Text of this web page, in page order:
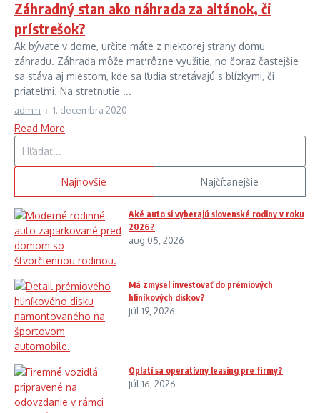
Záhradný stan ako náhrada za altánok, či
prístrešok?
Ak bývate v dome, určite máte z niektorej strany domu
záhradu. Záhrada môže mať rôzne využitie, no čoraz častejšie
sa stáva aj miestom, kde sa ľudia stretávajú s blízkymi, či
priateľmi. Na stretnutie ...
admin 1. decembra 2020
Read More
Najnovšie Najčítanejšie
Aké auto si vyberajú slovenské rodiny v roku
2026?
aug 05, 2026
Má zmysel investovať do prémiových
hliníkových diskov?
júl 19, 2026
Oplatí sa operatívny leasing pre firmy?
júl 16, 2026